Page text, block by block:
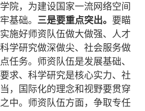
院，为建设国家一流网络空间
基础。 三是要重点突出。 要瞄
施好师资队伍做大做强、人才
学研究做深做尖、社会服务做
任务。师资队伍是发展基础、
求、科学研究是核心实力、社
，国际化的理念和视野要贯穿
中。师资队伍方面，争取专任